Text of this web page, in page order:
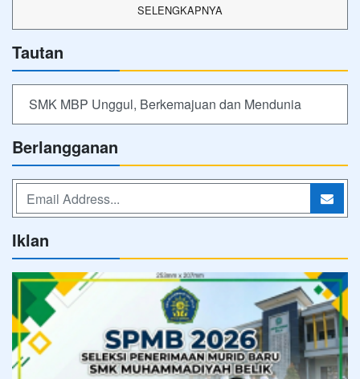
SELENGKAPNYA
Tautan
SMK MBP Unggul, Berkemajuan dan Mendunia
Berlangganan
Iklan